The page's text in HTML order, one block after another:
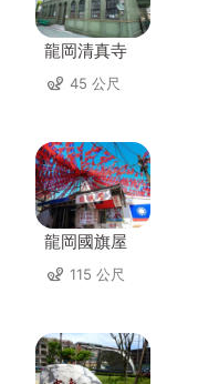
龍岡清真寺
45 公尺
龍岡國旗屋
115 公尺